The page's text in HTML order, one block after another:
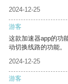
2024-12-25
游客
这款加速器app的功
动切换线路的功能。
2024-12-25
游客